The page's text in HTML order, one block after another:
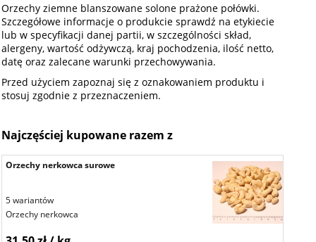
Orzechy ziemne blanszowane solone prażone połówki.
Szczegółowe informacje o produkcie sprawdź na etykiecie
lub w specyfikacji danej partii, w szczególności skład,
alergeny, wartość odżywczą, kraj pochodzenia, ilość netto,
datę oraz zalecane warunki przechowywania.
Przed użyciem zapoznaj się z oznakowaniem produktu i
stosuj zgodnie z przeznaczeniem.
Najczęściej kupowane razem z
Orzechy nerkowca surowe
5 wariantów
Orzechy nerkowca